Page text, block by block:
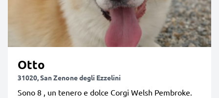
Otto
31020, San Zenone degli Ezzelini
Sono 8 , un tenero e dolce Corgi Welsh Pembroke.